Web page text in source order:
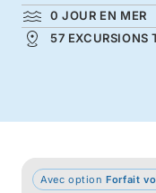
nord, pour
Colombie-
0 JOUR EN MER
57 EXCURSIONS
Avec option Forfait